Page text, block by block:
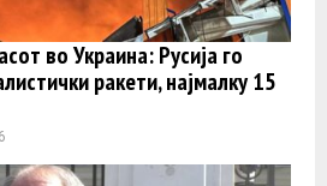
во Украина: Русија го
ракети, најмалку 15